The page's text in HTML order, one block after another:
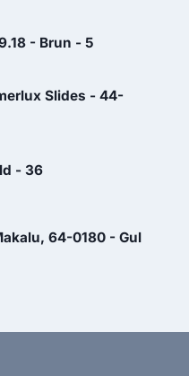
- Brun - 5
Slides - 44-
- 36
64-0180 - Gul